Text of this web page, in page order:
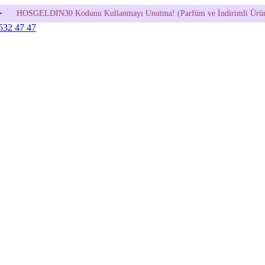
Kullanmayı Unutma! (Parfüm ve İndirimli Ürünlerde Geçerli
47 47